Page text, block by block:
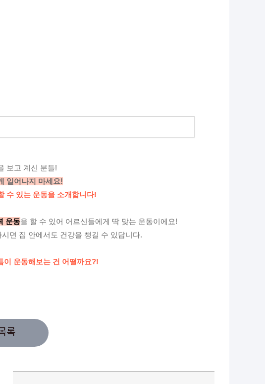
보고 계신 분들!
일어나지 마세요!
수 있는 운동을 소개합니다!
운동을 할 수 있어 어르신들에게 딱 맞는 운동이에요!
면 집 안에서도 건강을 챙길 수 있답니다.
이 운동해보는 건 어떨까요?!
록